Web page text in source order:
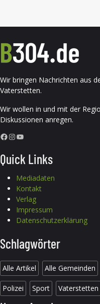
Wir bringen Nachrichten aus
Vaterstetten.
Wir wollen in und mit der
Diskussionen anregen.
Facebook InstagramYouTube
Quick Links
Mediadaten
Kontakt
Verlag
Impressum
Datenschutzerklärung
Schlagwörter
Alle Artikel Alle Gemeinden
Polizei Sport Vaterstetten